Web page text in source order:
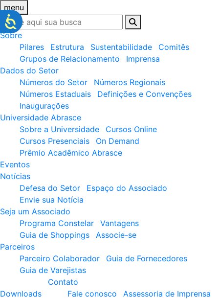
menu
Sobre
Pilares
Estrutura Sustentabilidade
Comitês
Grupos de Relacionamento
Imprensa
Dados do Setor
Números do Setor
Números Regionais
Números Estaduais
Definições e Convenções
Inaugurações
Universidade Abrasce
Sobre a Universidade
Cursos Online
Cursos Presenciais
On Demand
Prêmio Acadêmico Abrasce
Eventos
Notícias
Defesa do Setor
Espaço do Associado
Envie sua Notícia
Seja um Associado
Programa Constelar
Vantagens
Guia de Shoppings
Associe-se
Parceiros
Parceiro Colaborador
Guia de Fornecedores
Guia de Varejistas
Downloads
Contato
Fale conosco
Assessoria de Imprensa